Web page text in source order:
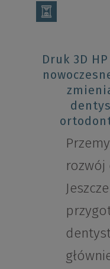
Druk 3D